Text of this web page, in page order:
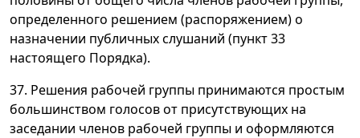
определенного решением (распоряжением) о
назначении публичных слушаний (пункт 33
настоящего Порядка).
37. Решения рабочей группы принимаются простым
большинством голосов от присутствующих на
заседании членов рабочей группы и оформляются